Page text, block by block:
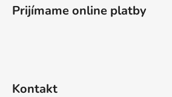
Prijímame online platby
Kontakt